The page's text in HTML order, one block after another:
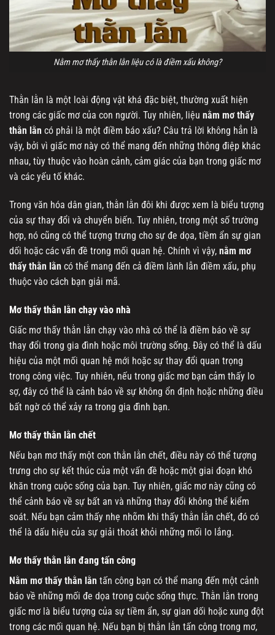
Nằm mơ thấy thằn lằn liệu có là điềm xấu không?
Thằn lằn là một loài động vật khá đặc biệt, thường xuất hiện
trong các giấc mơ của con người. Tuy nhiên, liệu nằm mơ thấy
thằn lằn có phải là một điềm báo xấu? Câu trả lời không hẳn là
vậy, bởi vì giấc mơ này có thể mang đến những thông điệp khác
nhau, tùy thuộc vào hoàn cảnh, cảm giác của bạn trong giấc mơ
và các yếu tố khác.
Trong văn hóa dân gian, thằn lằn đôi khi được xem là biểu tượng
của sự thay đổi và chuyển biến. Tuy nhiên, trong một số trường
hợp, nó cũng có thể tượng trưng cho sự đe dọa, tiềm ẩn sự gian
dối hoặc các vấn đề trong mối quan hệ. Chính vì vậy, nằm mơ
thấy thằn lằn có thể mang đến cả điềm lành lẫn điềm xấu, phụ
thuộc vào cách bạn giải mã.
Mơ thấy thằn lằn chạy vào nhà
Giấc mơ thấy thằn lằn chạy vào nhà có thể là điềm báo về sự
thay đổi trong gia đình hoặc môi trường sống. Đây có thể là dấu
hiệu của một mối quan hệ mới hoặc sự thay đổi quan trọng
trong công việc. Tuy nhiên, nếu trong giấc mơ bạn cảm thấy lo
sợ, đây có thể là cảnh báo về sự không ổn định hoặc những điều
bất ngờ có thể xảy ra trong gia đình bạn.
Mơ thấy thằn lằn chết
Nếu bạn mơ thấy một con thằn lằn chết, điều này có thể tượng
trưng cho sự kết thúc của một vấn đề hoặc một giai đoạn khó
khăn trong cuộc sống của bạn. Tuy nhiên, giấc mơ này cũng có
thể cảnh báo về sự bất an và những thay đổi không thể kiểm
soát. Nếu bạn cảm thấy nhẹ nhõm khi thấy thằn lằn chết, đó có
thể là dấu hiệu của sự giải thoát khỏi những mối lo lắng.
Mơ thấy thằn lằn đang tấn công
Nằm mơ thấy thằn lằn tấn công bạn có thể mang đến một cảnh
báo về những mối đe dọa trong cuộc sống thực. Thằn lằn trong
giấc mơ là biểu tượng của sự tiềm ẩn, sự gian dối hoặc xung đột
trong các mối quan hệ. Nếu bạn bị thằn lằn tấn công trong mơ,